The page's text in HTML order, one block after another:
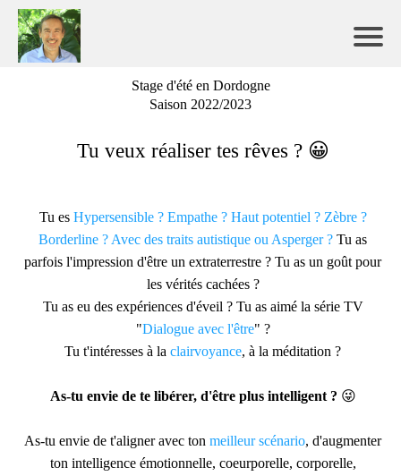
Stage d'été en Dordogne
Saison 2022/2023
Tu veux réaliser tes rêves ? 😀
Tu es Hypersensible ? Empathe ? Haut potentiel ? Zèbre ?
Borderline ? Avec des traits autistique ou Asperger ? Tu as
parfois l'impression d'être un extraterrestre ? Tu as un goût pour
les vérités cachées ?
Tu as eu des expériences d'éveil ? Tu as aimé la série TV
"Dialogue avec l'être" ?
Tu t'intéresses à la clairvoyance, à la méditation ?
As-tu envie de te libérer, d'être plus intelligent ? 😜
As-tu envie de t'aligner avec ton meilleur scénario, d'augmenter
ton intelligence émotionnelle, coeurporelle, corporelle,